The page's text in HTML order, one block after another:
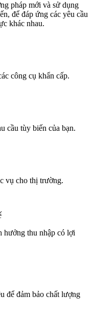
pháp mới và sử dụng
để đáp ứng các yêu cầu
khác nhau.
công cụ khẩn cấp.
cầu tùy biến của bạn.
vụ cho thị trường.
hưởng thu nhập có lợi
để đảm bảo chất lượng